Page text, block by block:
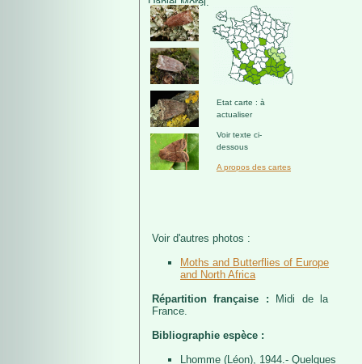
Etat carte : à
actualiser
Voir texte ci-
dessous
A propos des cartes
Voir d'autres photos :
Moths and Butterflies of Europe
and North Africa
Répartition française :
Midi de la
France.
Bibliographie espèce :
Lhomme (Léon), 1944.- Quelques